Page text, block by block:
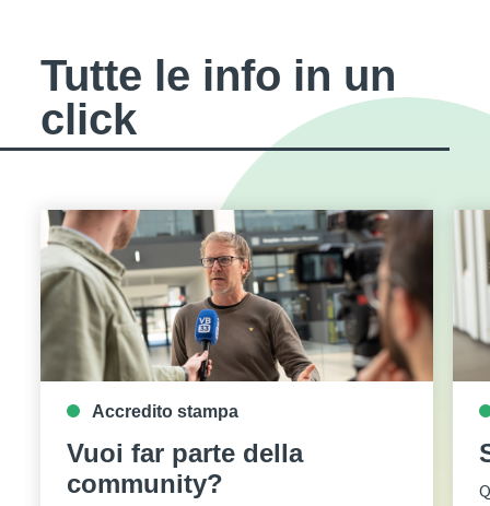
Tutte le info in un
click
Accredito stampa
Vuoi far parte della
community?